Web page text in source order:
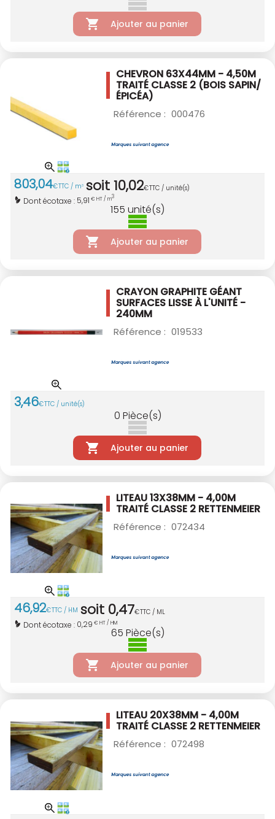
Ajouter au panier
CHEVRON 63X44MM - 4,50M
TRAITÉ CLASSE 2 (BOIS SAPIN/
ÉPICÉA)
Référence : 000476
803,04€TTC / m3 soit10,02€TTC / unité(s)
Dont écotaxe : 5,91 € HT / m3
155 unité(s)
Ajouter au panier
CRAYON GRAPHITE GÉANT
SURFACES LISSEÀ L'UNITÉ -
240MM
Référence : 019533
3,46€TTC / unité(s)
0 Pièce(s)
Ajouter au panier
LITEAU 13X38MM - 4,00M
TRAITÉ CLASSE 2 RETTENMEIER
Référence : 072434
46,92€TTC / HM soit 0,47€TTC / ML
Dont écotaxe : 0,29 € HT / HM
65 Pièce(s)
Ajouter au panier
LITEAU 20X38MM - 4,00M
TRAITÉ CLASSE 2 RETTENMEIER
Référence : 072498